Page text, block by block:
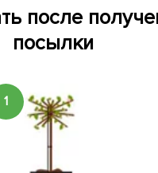
после
посылки
1